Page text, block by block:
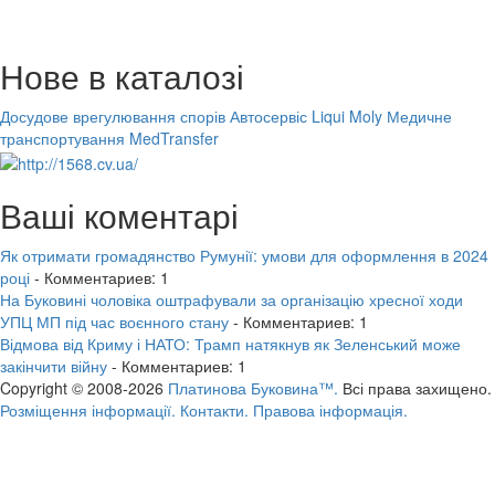
Нове в каталозі
Досудове врегулювання спорів Автосервіс Liqui Moly Медичне
транспортування MedTransfer
Ваші коментарі
Як отримати громадянство Румунії: умови для оформлення в 2024
році - Комментариев: 1
На Буковині чоловіка оштрафували за організацію хресної ходи
УПЦ МП під час воєнного стану - Комментариев: 1
Відмова від Криму і НАТО: Трамп натякнув як Зеленський може
закінчити війну - Комментариев: 1
Copyright © 2008-2026 Платинова Буковина™. Всі права захищено.
Розміщення інформації. Контакти. Правова інформація.